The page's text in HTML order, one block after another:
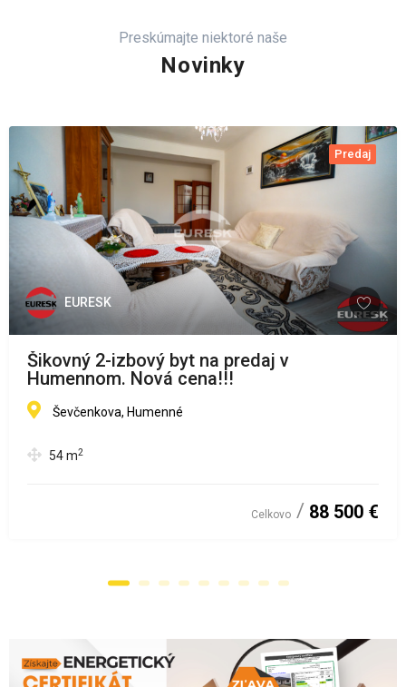
Preskúmajte niektoré naše
Novinky
Predaj
EURESK
Šikovný 2-izbový byt na predaj v
Humennom. Nová cena!!!
Ševčenkova, Humenné
54m2
Celkovo 88 500 €